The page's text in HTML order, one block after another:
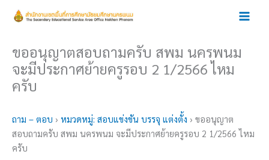
ขออนุญาตสอบถามครับ สพม นครพนม
จะมีประกาศย้ายครูรอบ 2 1/2566 ไหม
ครับ
ถาม – ตอบ › หมวดหมู่: สอบแข่งขัน บรรจุ แต่งตั้ง › ขออนุญาต
สอบถามครับ สพม นครพนม จะมีประกาศย้ายครูรอบ 2 1/2566 ไหม
ครับ